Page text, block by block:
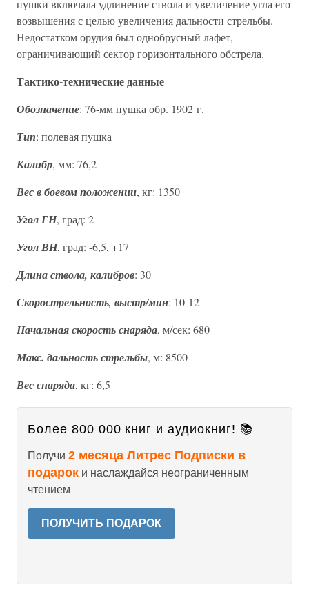
пушки включала удлинение ствола и увеличение угла его
возвышения с целью увеличения дальности стрельбы.
Недостатком орудия был однобрусный лафет,
ограничивающий сектор горизонтального обстрела.
Тактико-технические данные
Обозначение: 76-мм пушка обр. 1902 г.
Тип: полевая пушка
Калибр, мм: 76,2
Вес в боевом положении, кг: 1350
Угол ГН, град: 2
Угол ВН, град: -6,5, +17
Длина ствола, калибров: 30
Скорострельность, выстр/мин: 10-12
Начальная скорость снаряда, м/сек: 680
Макс. дальность стрельбы, м: 8500
Вес снаряда, кг: 6,5
Более 800 000 книг и аудиокниг! 📚
Получи 2 месяца Литрес Подписки в
подарок и наслаждайся неограниченным
чтением
ПОЛУЧИТЬ ПОДАРОК